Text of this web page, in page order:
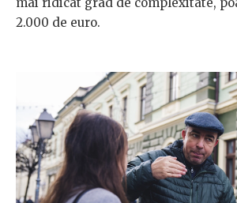
mai ridicat grad de complexitate,
2.000 de euro.